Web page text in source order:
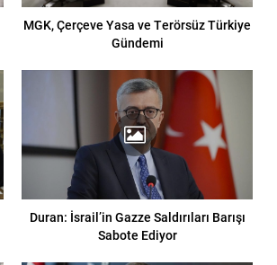
MGK, Çerçeve Yasa ve Terörsüz Türkiye
Gündemi
Duran: İsrail’in Gazze Saldırıları Barışı
Sabote Ediyor